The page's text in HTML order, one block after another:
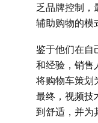
乏品牌控制，
辅助购物的模
鉴于他们在自
和经验，销售
将购物车策划
最终，视频技
到舒适，并为